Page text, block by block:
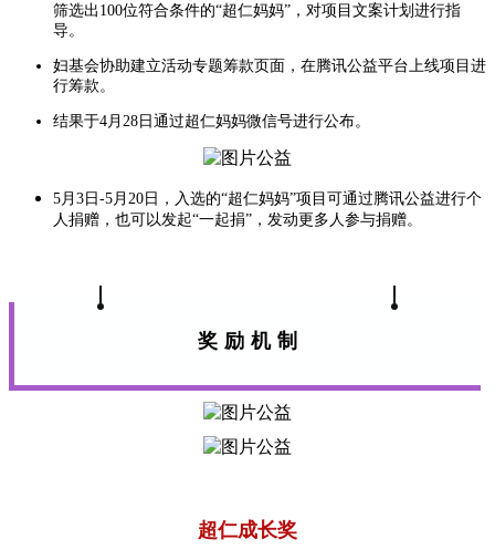
筛选出100位符合条件的“超仁妈妈”，对项目文案计划进行指
导。
妇基会协助建立活动专题筹款页面，在腾讯公益平台上线项目进
行筹款。
结果于4月28日通过超仁妈妈微信号进行公布。
5月3日-5月20日，入选的“超仁妈妈”项目可通过腾讯公益进行个
人捐赠，也可以发起“一起捐”，发动更多人参与捐赠。
奖励机制
超仁成长奖